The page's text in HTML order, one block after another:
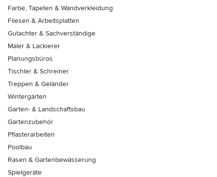
Farbe, Tapeten & Wandverkleidung
Fliesen & Arbeitsplatten
Gutachter & Sachverständige
Maler & Lackierer
Planungsbüros
Tischler & Schreiner
Treppen & Geländer
Wintergärten
Garten- & Landschaftsbau
Gartenzubehör
Pflasterarbeiten
Poolbau
Rasen & Gartenbewässerung
Spielgeräte